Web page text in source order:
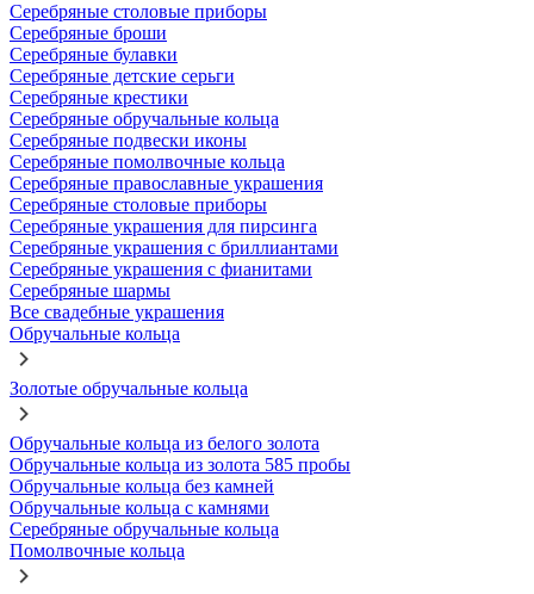
Серебряные столовые приборы
Серебряные броши
Серебряные булавки
Серебряные детские серьги
Серебряные крестики
Серебряные обручальные кольца
Серебряные подвески иконы
Серебряные помолвочные кольца
Серебряные православные украшения
Серебряные столовые приборы
Серебряные украшения для пирсинга
Серебряные украшения с бриллиантами
Серебряные украшения с фианитами
Серебряные шармы
Все свадебные украшения
Обручальные кольца
Золотые обручальные кольца
Обручальные кольца из белого золота
Обручальные кольца из золота 585 пробы
Обручальные кольца без камней
Обручальные кольца с камнями
Серебряные обручальные кольца
Помолвочные кольца